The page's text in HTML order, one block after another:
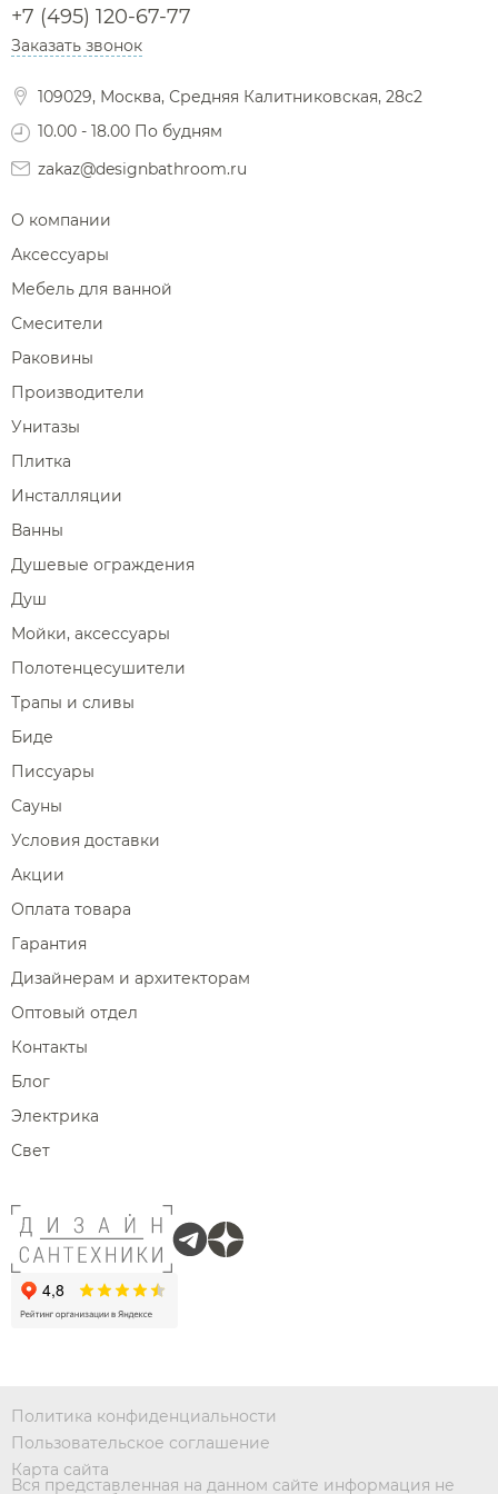
+7 (495) 120-67-77
Заказать звонок
109029, Москва, Средняя Калитниковская, 28с2
10.00 - 18.00 По будням
zakaz@designbathroom.ru
О компании
Аксессуары
Мебель для ванной
Смесители
Раковины
Производители
Унитазы
Плитка
Инсталляции
Ванны
Душевые ограждения
Душ
Мойки, аксессуары
Полотенцесушители
Трапы и сливы
Биде
Писсуары
Сауны
Условия доставки
Акции
Оплата товара
Гарантия
Дизайнерам и архитекторам
Оптовый отдел
Контакты
Блог
Электрика
Свет
Политика конфиденциальности
Пользовательское соглашение
Карта сайта
Вся представленная на данном сайте информация не